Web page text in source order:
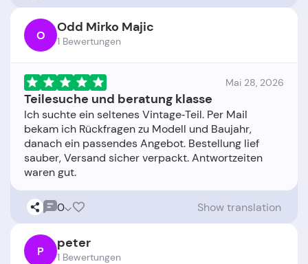
O Odd Mirko Majic
1 Bewertungen
Mai 28, 2026
Teilesuche und beratung klasse
Ich suchte ein seltenes Vintage‑Teil. Per Mail
bekam ich Rückfragen zu Modell und Baujahr,
danach ein passendes Angebot. Bestellung lief
sauber, Versand sicher verpackt. Antwortzeiten
0 Show translation
P peter
1 Bewertungen